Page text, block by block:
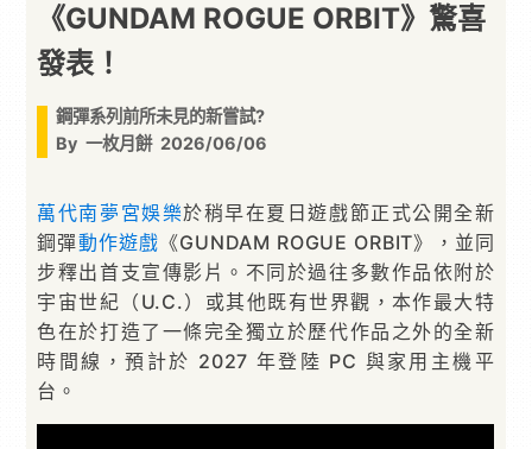
《GUNDAM ROGUE ORBIT》驚喜
發表！
鋼彈系列前所未見的新嘗試?
By 一枚月餅 2026/06/06
萬代南夢宮娛樂於稍早在夏日遊戲節正式公開全新
鋼彈動作遊戲 《GUNDAM ROGUE ORBIT》，並同
步釋出首支宣傳影片。不同於過往多數作品依附於
宇宙世紀（U.C.）或其他既有世界觀，本作最大特
色在於打造了一條完全獨立於歷代作品之外的全新
時間線，預計於 2027 年登陸 PC 與家用主機平
台。